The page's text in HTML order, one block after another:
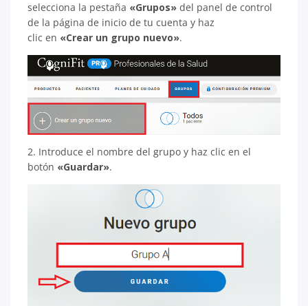
selecciona la pestaña «Grupos» del panel de control
de la página de inicio de tu cuenta y haz
clic en «Crear un grupo nuevo».
2. Introduce el nombre del grupo y haz clic en el
botón «Guardar».